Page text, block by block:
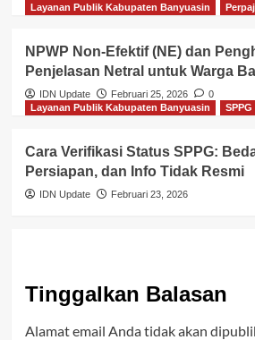
Layanan Publik Kabupaten Banyuasin
NPWP Non-Efektif (NE) dan
Penjelasan Netral untuk Warga
IDN Update Februari 25, 2026
0
Layanan Publik Kabupaten Banyuasin
SPPG
Cara Verifikasi Status SPPG:
Persiapan, dan Info Tidak Resmi
IDN Update Februari 23, 2026
Tinggalkan Balasan
Alamat email Anda tidak akan